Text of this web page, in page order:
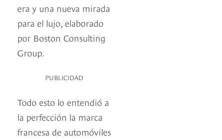
era y una nueva mirada
para el lujo, elaborado
por Boston Consulting
Group.
PUBLICIDAD
Todo esto lo entendió a
la perfección la marca
francesa de automóviles